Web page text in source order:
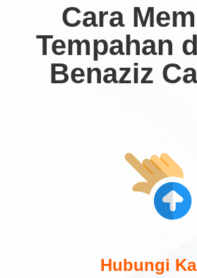
Cara
Tempahan
Benaziz
Hubungi